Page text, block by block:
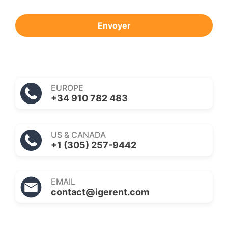
Envoyer
EUROPE
+34 910 782 483
US & CANADA
+1 (305) 257-9442
EMAIL
contact@igerent.com